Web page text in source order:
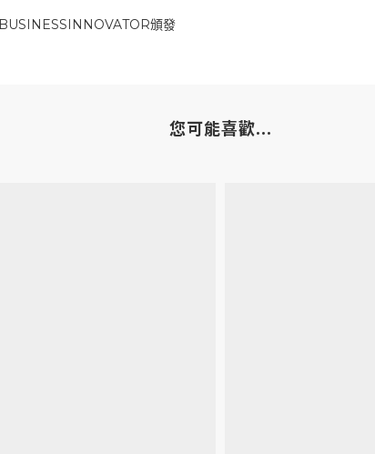
BUSINESSINNOVATOR頒發
您可能喜歡...